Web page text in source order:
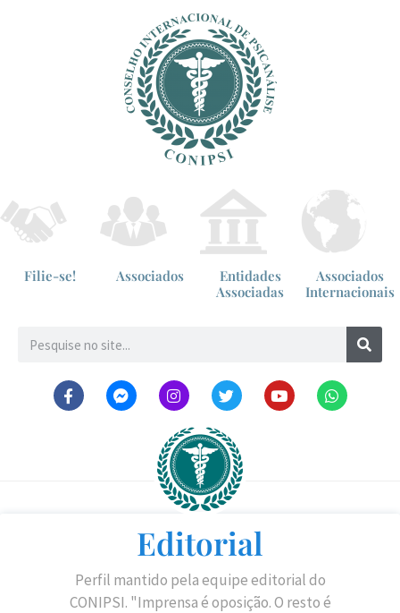
Filie-se! Associados
Entidades
Associadas
Associados
Internacionais
Editorial
Perfil mantido pela equipe editorial do
CONIPSI. "Imprensa é oposição. O resto é